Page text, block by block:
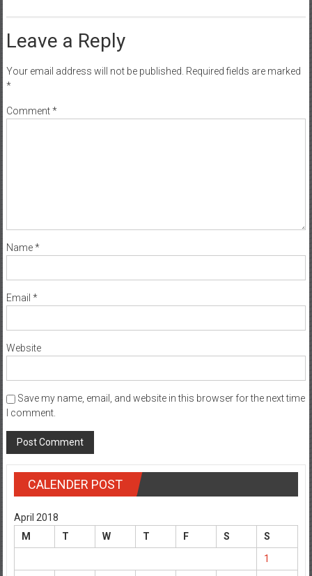
Leave a Reply
Your email address will not be published. Required fields are marked
*
Comment*
Name*
Email *
Website
Save my name, email, and website in this browser for the next time
I comment.
CALENDER POST
April 2018
M
T W T F S
S
1